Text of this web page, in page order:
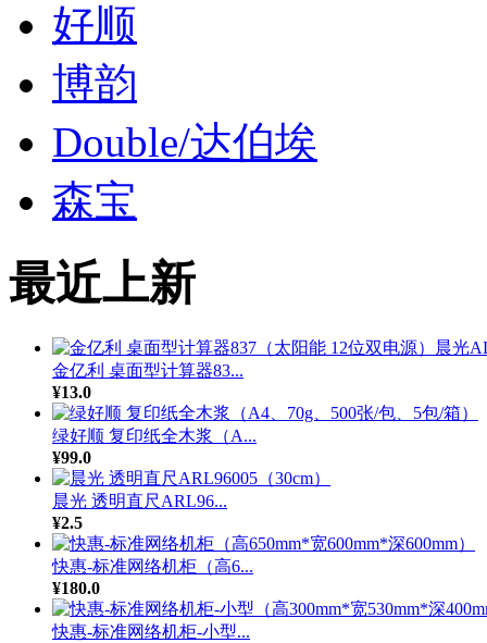
好顺
博韵
Double/达伯埃
森宝
最近上新
金亿利 桌面型计算器83...
¥13.0
绿好顺 复印纸全木浆（A...
¥99.0
晨光 透明直尺ARL96...
¥2.5
快惠-标准网络机柜（高6...
¥180.0
快惠-标准网络机柜-小型...